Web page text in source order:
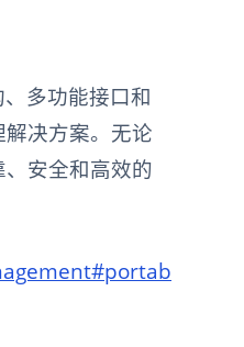
多功能接口和
决方案。无论
安全和高效的
#portab